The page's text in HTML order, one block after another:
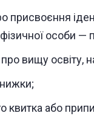
присвоєння
особи —
про вищу освіту,
квитка або